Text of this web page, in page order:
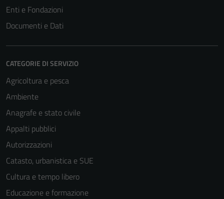
Enti e Fondazioni
Documenti e Dati
CATEGORIE DI SERVIZIO
Agricoltura e pesca
Ambiente
Anagrafe e stato civile
Appalti pubblici
Autorizzazioni
Catasto, urbanistica e SUE
Cultura e tempo libero
Educazione e formazione